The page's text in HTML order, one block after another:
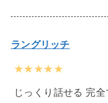
ラングリッチ
★★★★★
じっくり話せる 完